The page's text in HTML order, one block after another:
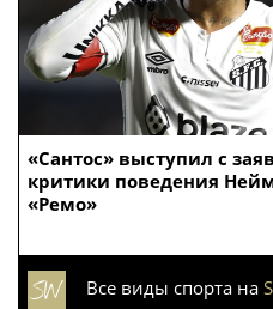
«Сантос» выступил с
критики поведения
«Ремо»
Все виды спорта на